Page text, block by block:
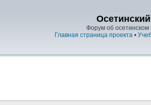
Форум об осетинском
Главная страница проекта •